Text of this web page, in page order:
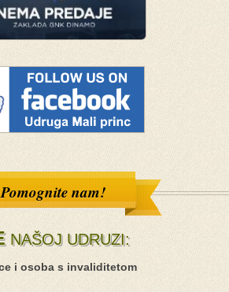
Pomognite nam!
NAŠOJ UDRUZI:
i osoba s invaliditetom